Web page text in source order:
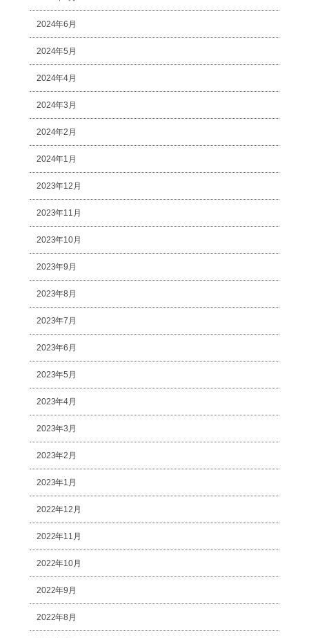
2024年6月
2024年5月
2024年4月
2024年3月
2024年2月
2024年1月
2023年12月
2023年11月
2023年10月
2023年9月
2023年8月
2023年7月
2023年6月
2023年5月
2023年4月
2023年3月
2023年2月
2023年1月
2022年12月
2022年11月
2022年10月
2022年9月
2022年8月